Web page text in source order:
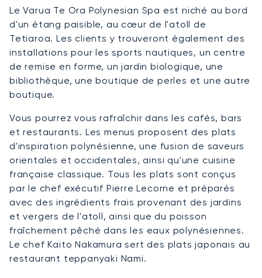
Le Varua Te Ora Polynesian Spa est niché au bord
d'un étang paisible, au cœur de l'atoll de
Tetiaroa. Les clients y trouveront également des
installations pour les sports nautiques, un centre
de remise en forme, un jardin biologique, une
bibliothèque, une boutique de perles et une autre
boutique.
Vous pourrez vous rafraîchir dans les cafés, bars
et restaurants. Les menus proposent des plats
d'inspiration polynésienne, une fusion de saveurs
orientales et occidentales, ainsi qu'une cuisine
française classique. Tous les plats sont conçus
par le chef exécutif Pierre Lecorne et préparés
avec des ingrédients frais provenant des jardins
et vergers de l'atoll, ainsi que du poisson
fraîchement pêché dans les eaux polynésiennes.
Le chef Kaito Nakamura sert des plats japonais au
restaurant teppanyaki Nami.